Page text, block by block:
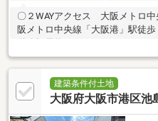
〇２WAYアクセス 大阪メトロ
阪メトロ中央線「大阪港」駅徒
建築条件付土地
大阪府大阪市港区池